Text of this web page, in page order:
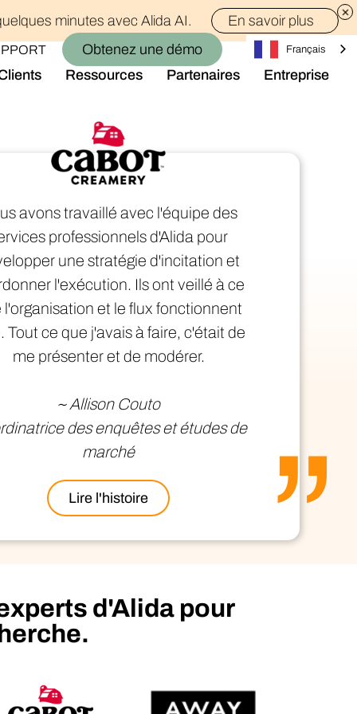
minutes avec Alida AI. En savoir plus
à l'IA intégrée.
de l'audience sécurisée de bout en
où qu'il se trouve.
administration sans effort et d'une
Ressources Partenaires Entreprise
Connectez-vous avec nous
Support
Obtenez une démo Français
avons travaillé avec l'équipe des
professionnels d'Alida pour
une stratégie d'incitation et
l'exécution. Ils ont veillé à ce
l'organisation et le flux fonctionnent
Tout ce que j'avais à faire, c'était de
me présenter et de modérer.
~ Allison Couto
des enquêtes et études de
marché
Lire l'histoire
d'Alida pour